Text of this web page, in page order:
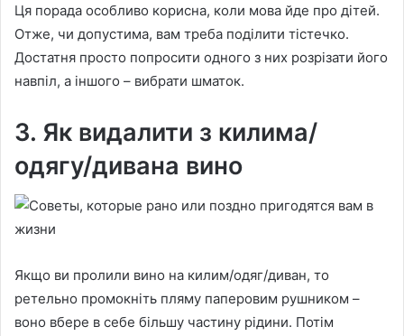
Ця порада особливо корисна, коли мова йде про дітей.
Отже, чи допустима, вам треба поділити тістечко.
Достатня просто попросити одного з них розрізати його
навпіл, а іншого – вибрати шматок.
3. Як видалити з килима/
одягу/дивана вино
Якщо ви пролили вино на килим/одяг/диван, то
ретельно промокніть пляму паперовим рушником –
воно вбере в себе більшу частину рідини. Потім